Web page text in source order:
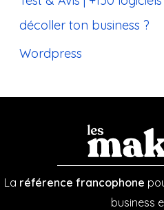
décoller ton business ?
Wordpress
La référence francophone
business